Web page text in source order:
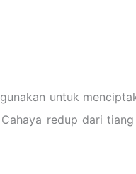
untuk
redup dari